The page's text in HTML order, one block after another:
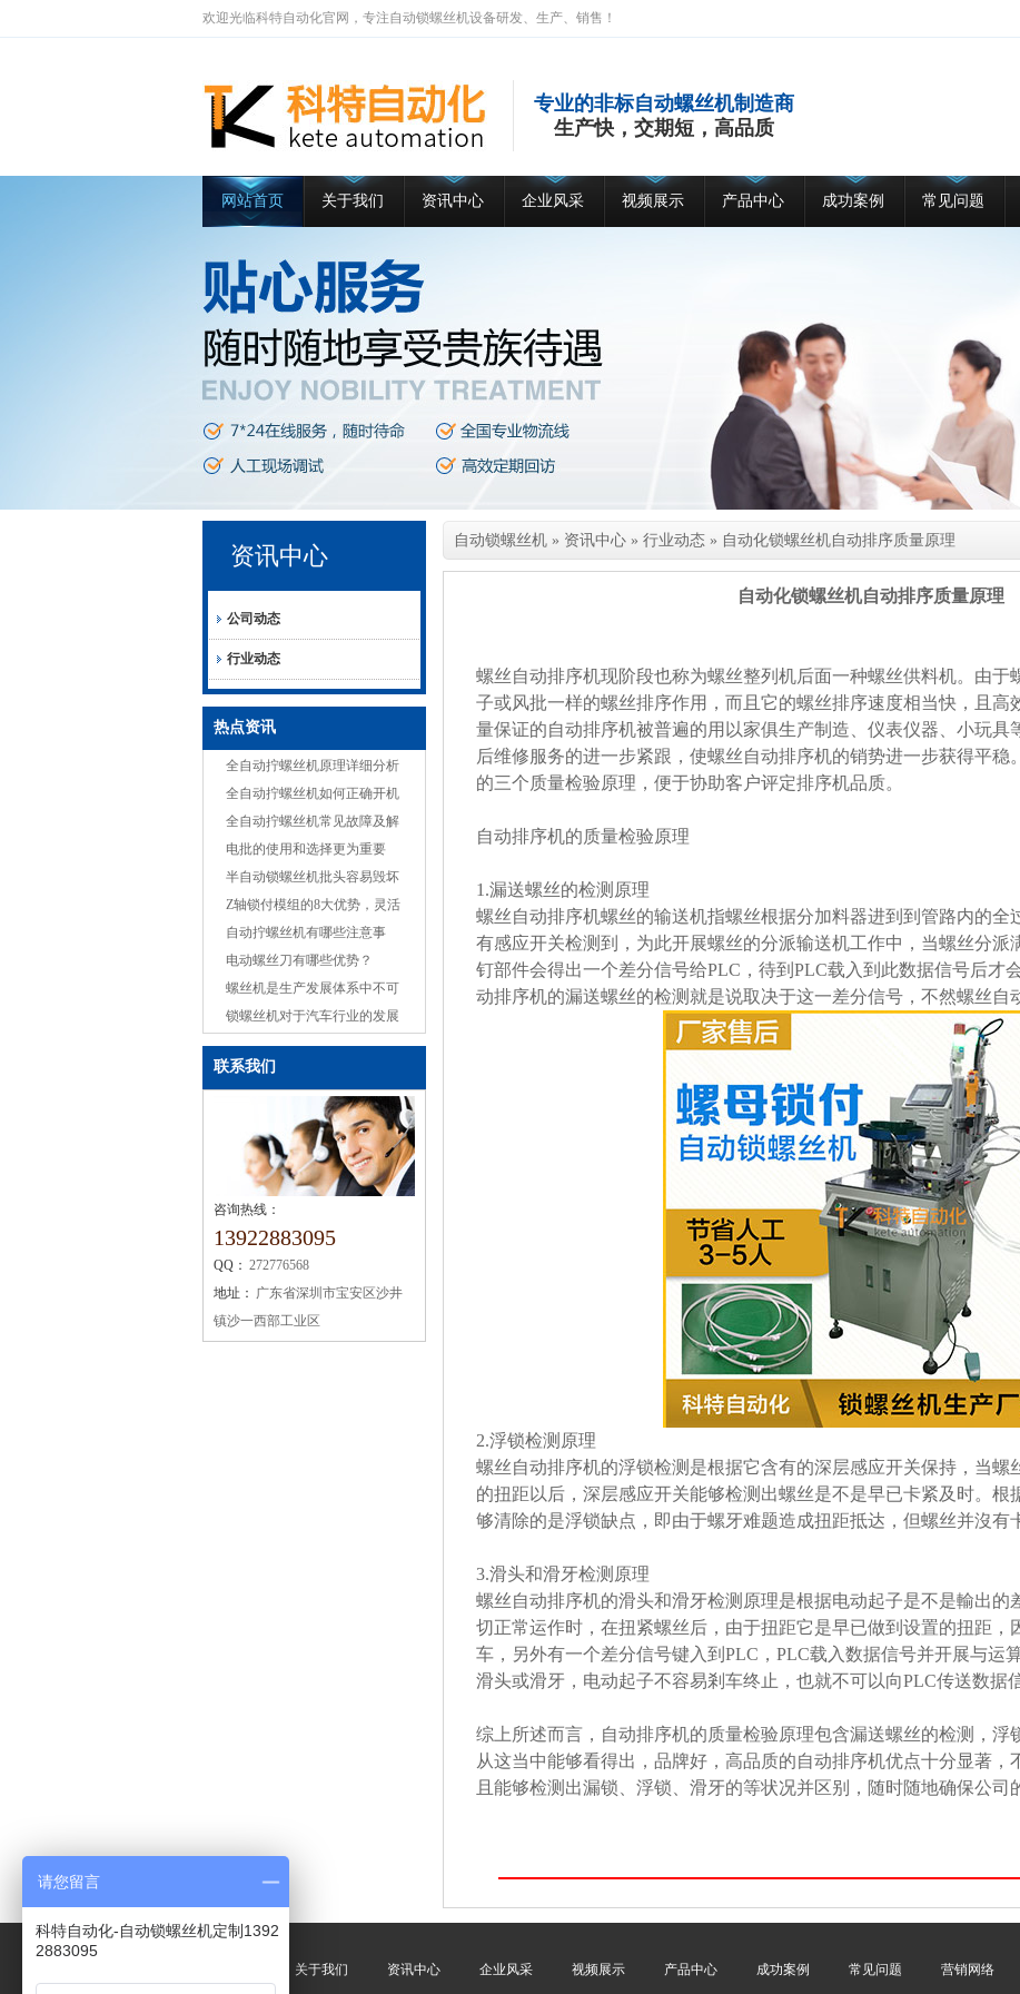
欢迎光临科特自动化官网，专注自动锁螺丝机设备研发、生产、销售！
专业的非标自动螺丝机制造商
生产快，交期短，高品质
网站首页 关于我们 资讯中心 企业风采 视频展示 产品中心 成功案例 常见问题
资讯中心
公司动态
行业动态
热点资讯
全自动拧螺丝机原理详细分析
全自动拧螺丝机如何正确开机
全自动拧螺丝机常见故障及解
决方案
电批的使用和选择更为重要
半自动锁螺丝机批头容易毁坏
的原因
Z轴锁付模组的8大优势，灵活
适应多种产品
自动拧螺丝机有哪些注意事
项？
电动螺丝刀有哪些优势？
螺丝机是生产发展体系中不可
或缺的机械设备
锁螺丝机对于汽车行业的发展
联系我们
咨询热线：
13922883095
QQ： 272776568
地址： 广东省深圳市宝安区沙井
镇沙一西部工业区
自动锁螺丝机 » 资讯中心 » 行业动态 » 自动化锁螺丝机自动排序质量原理
自动化锁螺丝机自动排序质量原理
螺丝自动排序机现阶段也称为螺丝整列机后面一种螺丝供料机。由于
子或风批一样的螺丝排序作用，而且它的螺丝排序速度相当快，且高
量保证的自动排序机被普遍的用以家俱生产制造、仪表仪器、小玩具
后维修服务的进一步紧跟，使螺丝自动排序机的销势进一步获得平稳
的三个质量检验原理，便于协助客户评定排序机品质。
自动排序机的质量检验原理
1.漏送螺丝的检测原理
螺丝自动排序机螺丝的输送机指螺丝根据分加料器进到到管路内的全
有感应开关检测到，为此开展螺丝的分派输送机工作中，当螺丝分派
钉部件会得出一个差分信号给PLC，待到PLC载入到此数据信号后才
动排序机的漏送螺丝的检测就是说取决于这一差分信号，不然螺丝自
2.浮锁检测原理
螺丝自动排序机的浮锁检测是根据它含有的深层感应开关保持，当螺
的扭距以后，深层感应开关能够检测出螺丝是不是早已卡紧及时。根
够清除的是浮锁缺点，即由于螺牙难题造成扭距抵达，但螺丝并沒有
3.滑头和滑牙检测原理
螺丝自动排序机的滑头和滑牙检测原理是根据电动起子是不是輸出的
切正常运作时，在扭紧螺丝后，由于扭距它是早已做到设置的扭距，
车，另外有一个差分信号键入到PLC，PLC载入数据信号并开展与运
滑头或滑牙，电动起子不容易剎车终止，也就不可以向PLC传送数据
综上所述而言，自动排序机的质量检验原理包含漏送螺丝的检测，浮
从这当中能够看得出，品牌好，高品质的自动排序机优点十分显著，
且能够检测出漏锁、浮锁、滑牙的等状况并区别，随时随地确保公司
关于我们 资讯中心 企业风采 视频展示 产品中心 成功案例 常见问题 营销网络
请您留言
科特自动化-自动锁螺丝机定制1392
2883095